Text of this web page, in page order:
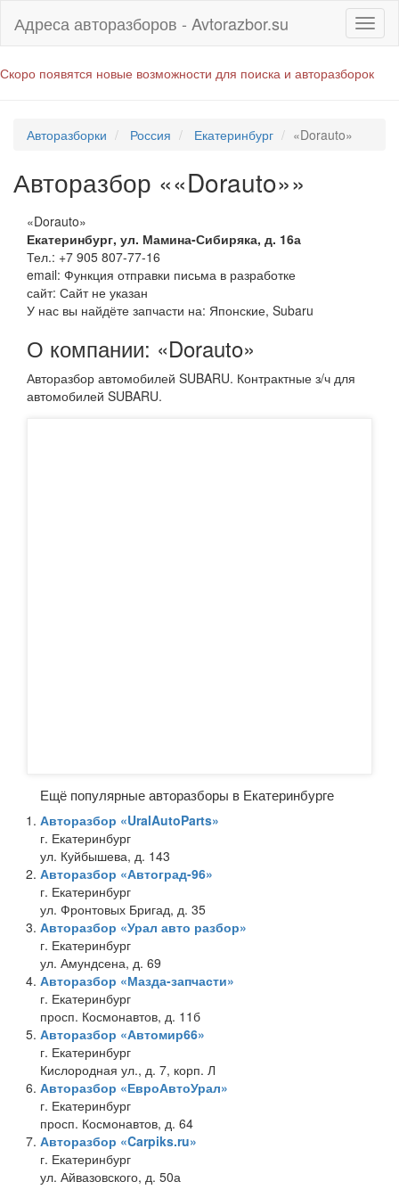
Адреса авторазборов - Avtorazbor.su
Скоро появятся новые возможности для поиска и авторазборок
Авторазборки Россия Екатеринбург «Dorauto»
Авторазбор ««Dorauto»»
«Dorauto»
Екатеринбург, ул. Мамина-Сибиряка, д. 16а
Тел.: +7 905 807-77-16
email: Функция отправки письма в разработке
сайт: Сайт не указан
У нас вы найдёте запчасти на: Японские, Subaru
О компании: «Dorauto»
Авторазбор автомобилей SUBARU. Контрактные з/ч для
автомобилей SUBARU.
Ещё популярные авторазборы в Екатеринбурге
Авторазбор «UralAutoParts»
г. Екатеринбург
ул. Куйбышева, д. 143
Авторазбор «Автоград-96»
г. Екатеринбург
ул. Фронтовых Бригад, д. 35
Авторазбор «Урал авто разбор»
г. Екатеринбург
ул. Амундсена, д. 69
Авторазбор «Мазда-запчасти»
г. Екатеринбург
просп. Космонавтов, д. 11б
Авторазбор «Автомир66»
г. Екатеринбург
Кислородная ул., д. 7, корп. Л
Авторазбор «ЕвроАвтоУрал»
г. Екатеринбург
просп. Космонавтов, д. 64
Авторазбор «Carpiks.ru»
г. Екатеринбург
ул. Айвазовского, д. 50а